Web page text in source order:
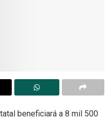
beneficiará a 8 mil 500